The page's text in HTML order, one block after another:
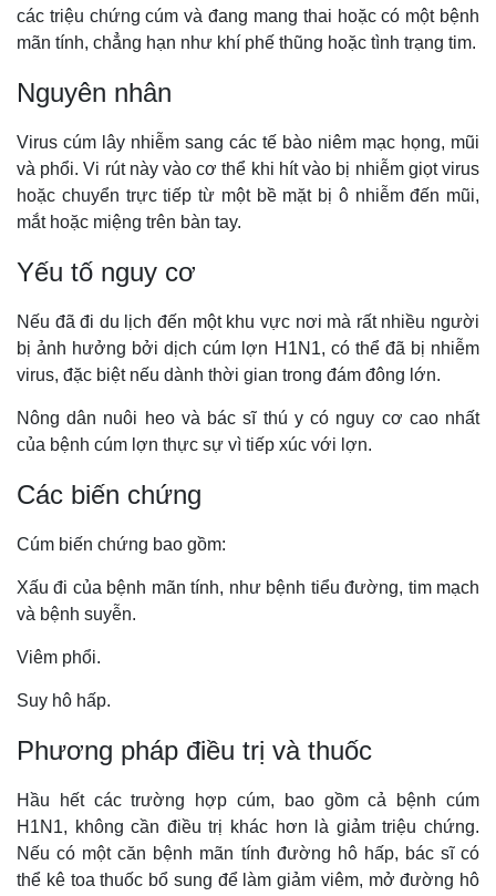
các triệu chứng cúm và đang mang thai hoặc có một bệnh
mãn tính, chẳng hạn như khí phế thũng hoặc tình trạng tim.
Nguyên nhân
Virus cúm lây nhiễm sang các tế bào niêm mạc họng, mũi
và phổi. Vi rút này vào cơ thể khi hít vào bị nhiễm giọt virus
hoặc chuyển trực tiếp từ một bề mặt bị ô nhiễm đến mũi,
mắt hoặc miệng trên bàn tay.
Yếu tố nguy cơ
Nếu đã đi du lịch đến một khu vực nơi mà rất nhiều người
bị ảnh hưởng bởi dịch cúm lợn H1N1, có thể đã bị nhiễm
virus, đặc biệt nếu dành thời gian trong đám đông lớn.
Nông dân nuôi heo và bác sĩ thú y có nguy cơ cao nhất
của bệnh cúm lợn thực sự vì tiếp xúc với lợn.
Các biến chứng
Cúm biến chứng bao gồm:
Xấu đi của bệnh mãn tính, như bệnh tiểu đường, tim mạch
và bệnh suyễn.
Viêm phổi.
Suy hô hấp.
Phương pháp điều trị và thuốc
Hầu hết các trường hợp cúm, bao gồm cả bệnh cúm
H1N1, không cần điều trị khác hơn là giảm triệu chứng.
Nếu có một căn bệnh mãn tính đường hô hấp, bác sĩ có
thể kê toa thuốc bổ sung để làm giảm viêm, mở đường hô